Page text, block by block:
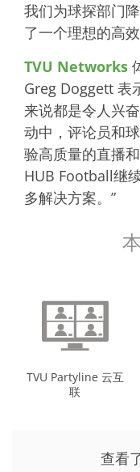
我们为球探部门
了一个理想的高
TVU Networks
Greg Doggett 表
来说都是令人兴
动中，评论员和
验高质量的直播
HUB Football继
多解决方案。”
TVU Partyline 云互
联
查看